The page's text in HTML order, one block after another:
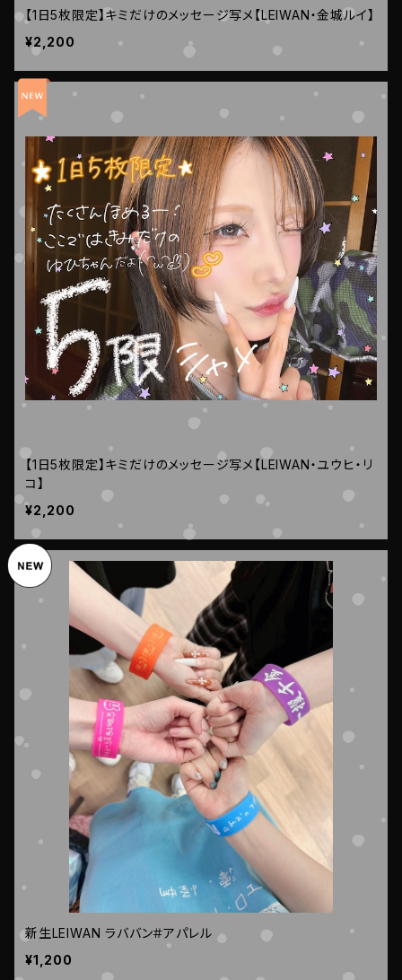
【1日5枚限定】キミだけのメッセージ写メ【LEIWAN・金城ルイ】
¥2,200
【1日5枚限定】キミだけのメッセージ写メ【LEIWAN・ユウヒ・リ
コ】
¥2,200
新生LEIWAN ラババン＃アパレル
¥1,200